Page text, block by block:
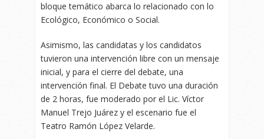
bloque temático abarca lo relacionado con lo
Ecológico, Económico o Social.
Asimismo, las candidatas y los candidatos
tuvieron una intervención libre con un mensaje
inicial, y para el cierre del debate, una
intervención final. El Debate tuvo una duración
de 2 horas, fue moderado por el Lic. Víctor
Manuel Trejo Juárez y el escenario fue el
Teatro Ramón López Velarde.